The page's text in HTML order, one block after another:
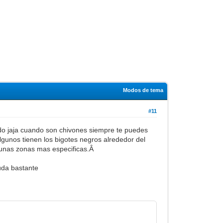
Modos de tema
#11
jaja cuando son chivones siempre te puedes
tienen los bigotes negros alrededor del
zonas mas especificas.Â
bastante